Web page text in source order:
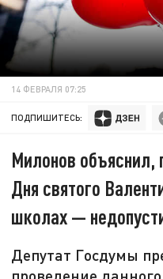
14 ФЕВРАЛЯ 07:25
ПОДПИШИТЕСЬ:
Милонов объяснил,
Дня святого
школах —
Депутат Госдумы
проведение